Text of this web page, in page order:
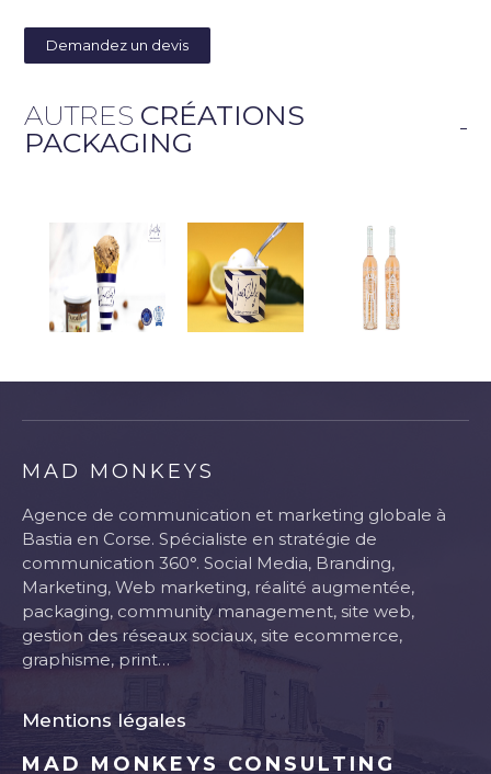
Demandez un devis
AUTRES CRÉATIONS
PACKAGING
MAD MONKEYS
Agence de communication et marketing globale à
Bastia en Corse. Spécialiste en stratégie de
communication 360°. Social Media, Branding,
Marketing, Web marketing, réalité augmentée,
packaging, community management, site web,
gestion des réseaux sociaux, site ecommerce,
graphisme, print…
Mentions légales
MAD MONKEYS CONSULTING